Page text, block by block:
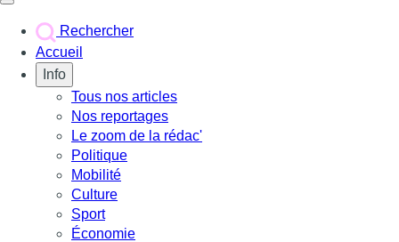
Rechercher
Accueil
Info
Tous nos articles
Nos reportages
Le zoom de la rédac'
Politique
Mobilité
Culture
Sport
Économie